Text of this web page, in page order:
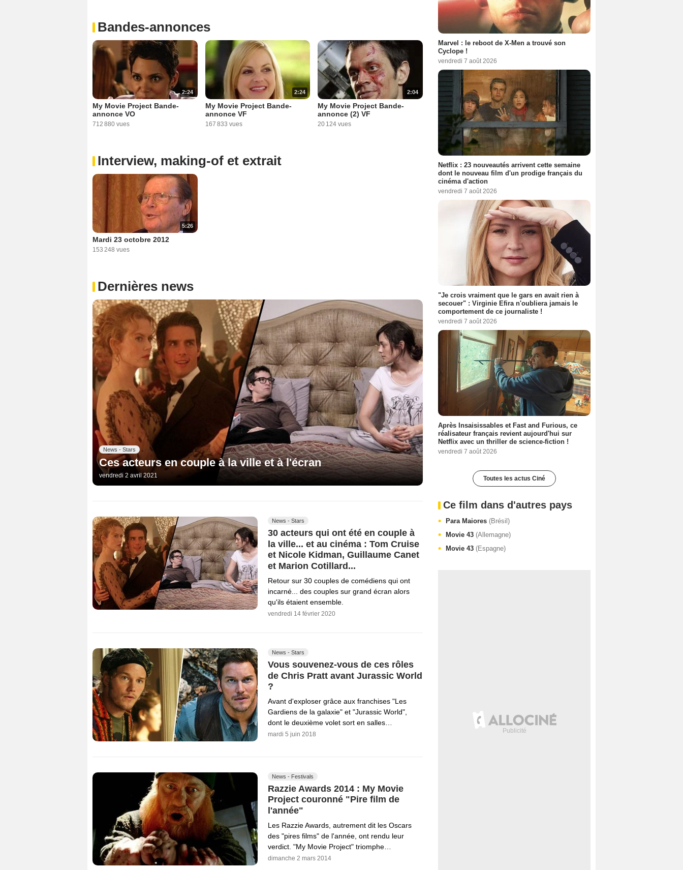
Bandes-annonces
2:24
My Movie Project Bande-
annonce VO
712 880 vues
2:24
My Movie Project Bande-
annonce VF
167 833 vues
2:04
My Movie Project Bande-
annonce (2) VF
20 124 vues
Interview, making-of et extrait
5:26
Mardi 23 octobre 2012
153 248 vues
Dernières news
News - Stars
Ces acteurs en couple à la ville et à l'écran
vendredi 2 avril 2021
News - Stars
30 acteurs qui ont été en couple à
la ville... et au cinéma : Tom Cruise
et Nicole Kidman, Guillaume Canet
et Marion Cotillard...
Retour sur 30 couples de comédiens qui ont
incarné... des couples sur grand écran alors
qu'ils étaient ensemble.
vendredi 14 février 2020
News - Stars
Vous souvenez-vous de ces rôles
de Chris Pratt avant Jurassic World
?
Avant d'exploser grâce aux franchises "Les
Gardiens de la galaxie" et "Jurassic World",
dont le deuxième volet sort en salles…
mardi 5 juin 2018
News - Festivals
Razzie Awards 2014 : My Movie
Project couronné "Pire film de
l'année"
Les Razzie Awards, autrement dit les Oscars
des "pires films" de l'année, ont rendu leur
verdict. "My Movie Project" triomphe…
dimanche 2 mars 2014
Marvel : le reboot de X-Men a trouvé son
Cyclope !
vendredi 7 août 2026
Netflix : 23 nouveautés arrivent cette semaine
dont le nouveau film d'un prodige français du
cinéma d'action
vendredi 7 août 2026
"Je crois vraiment que le gars en avait rien à
secouer" : Virginie Efira n'oubliera jamais le
comportement de ce journaliste !
vendredi 7 août 2026
Après Insaisissables et Fast and Furious, ce
réalisateur français revient aujourd'hui sur
Netflix avec un thriller de science-fiction !
vendredi 7 août 2026
Toutes les actus Ciné
Ce film dans d'autres pays
Para Maiores (Brésil)
Movie 43 (Allemagne)
Movie 43 (Espagne)